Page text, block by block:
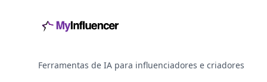
Ferramentas de IA para influenciadores e criadores